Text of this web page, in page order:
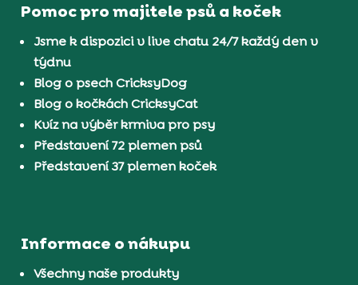
Pomoc pro majitele psů a koček
Jsme k dispozici v live chatu 24/7 každý den v
týdnu
Blog o psech CricksyDog
Blog o kočkách CricksyCat
Kvíz na výběr krmiva pro psy
Představení 72 plemen psů
Představení 37 plemen koček
Informace o nákupu
Všechny naše produkty